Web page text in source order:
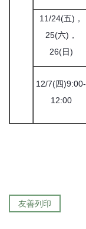
11/24(五)，
25(六)，
26(日)
12/7(四)9:00-
12:00
友善列印